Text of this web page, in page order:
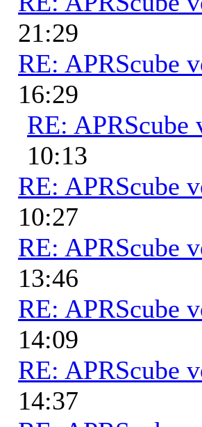
21:29
RE: APRScube
16:29
RE:
10:13
RE: APRScube
10:27
RE: APRScube
13:46
RE: APRScube
14:09
RE: APRScube
14:37